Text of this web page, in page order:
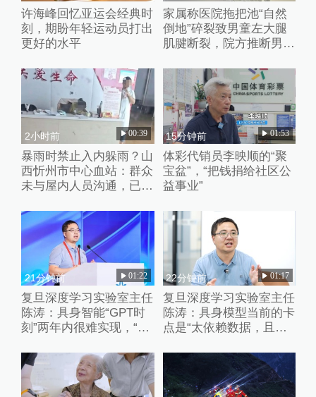
许海峰回忆亚运会经典时
刻，期盼年轻运动员打出
更好的水平
家属称医院拖把池“自然
倒地”碎裂致男童左大腿
肌腱断裂，院方推断男童
倒
2小时前 00:39
暴雨时禁止入内躲雨？山
西忻州市中心血站：群众
未与屋内人员沟通，已批
15分钟前 01:53
体彩代销员李映顺的“聚
宝盆”，“把钱捐给社区公
益事业”
21分钟前 01:22
复旦深度学习实验室主任
陈涛：具身智能“GPT时
刻”两年内很难实现，“卷
是外围的修修补补
22分钟前 01:17
复旦深度学习实验室主任
陈涛：具身模型当前的卡
点是“太依赖数据，且缺